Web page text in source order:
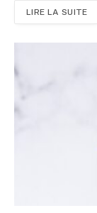
LIRE LA SUITE